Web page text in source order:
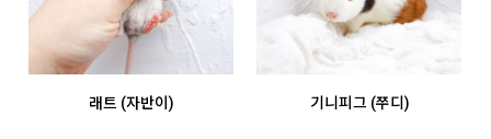
래트 (자반이) 기니피그 (쭈디)